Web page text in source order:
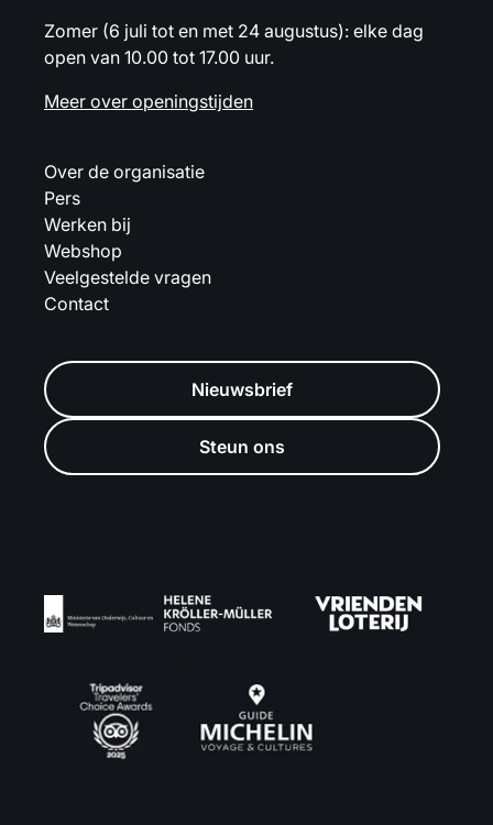
Zomer (6 juli tot en met 24 augustus): elke dag
open van 10.00 tot 17.00 uur.
Meer over openingstijden
Over de organisatie
Pers
Werken bij
Webshop
Veelgestelde vragen
Contact
Nieuwsbrief
Steun ons